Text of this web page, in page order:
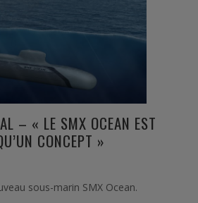
– « LE SMX OCEAN EST
CONCEPT »
sous-marin SMX Ocean.